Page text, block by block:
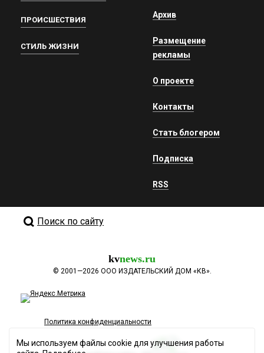
ПРОИСШЕСТВИЯ
СТИЛЬ ЖИЗНИ
Архив
Размещение
рекламы
О проекте
Контакты
Стать блогером
Подписка
RSS
Поиск по сайту
kvnews.ru
© 2001—2026 ООО ИЗДАТЕЛЬСКИЙ ДОМ «КВ».
Политика конфиденциальности
Мы используем файлы cookie для улучшения работы